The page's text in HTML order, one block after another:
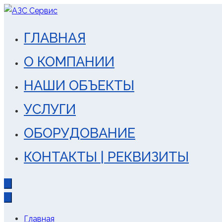
Перейти
содержимому
АЗС Сервис
строительство,
ГЛАВНАЯ
О КОМПАНИИ
НАШИ ОБЪЕКТЫ
УСЛУГИ
ОБОРУДОВАНИЕ
КОНТАКТЫ | РЕКВИЗИТЫ
Главная